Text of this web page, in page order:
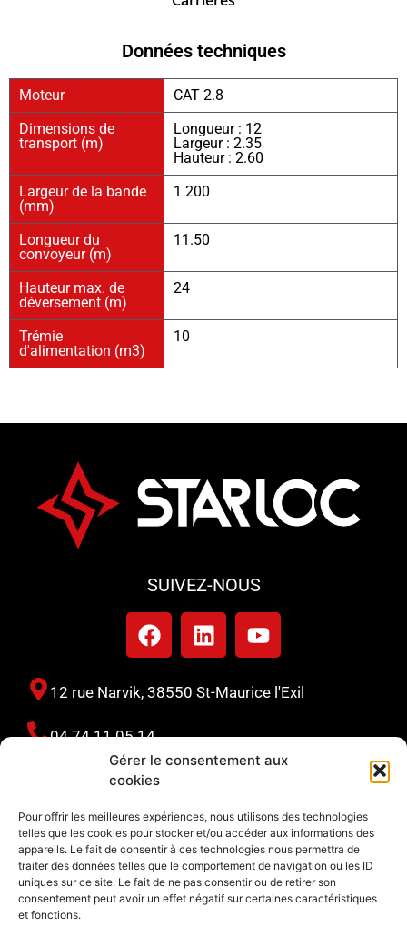
Gérer le consentement aux
cookies
Pour offrir les meilleures expériences, nous utilisons des technologies
telles que les cookies pour stocker et/ou accéder aux informations des
appareils. Le fait de consentir à ces technologies nous permettra de
traiter des données telles que le comportement de navigation ou les ID
uniques sur ce site. Le fait de ne pas consentir ou de retirer son
consentement peut avoir un effet négatif sur certaines caractéristiques
et fonctions.
Données techniques
Moteur
CAT 2.8
Dimensions de
transport (m)
Longueur : 12
Largeur : 2.35
Hauteur : 2.60
Largeur de la bande
(mm)
1 200
Longueur du
convoyeur (m)
11.50
Hauteur max. de
déversement (m)
24
Trémie
d'alimentation (m3)
10
SUIVEZ-NOUS
12 rue Narvik, 38550 St-Maurice l'Exil
04 74 11 05 14
06 80 40 65 21
127 avenue du périgord, 33370 Yvrac